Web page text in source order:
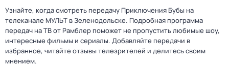
Узнайте, когда смотреть передачу Приключения Бубы на
телеканале МУЛЬТ в Зеленодольске. Подробная программа
передач на ТВ от Рамблер поможет не пропустить любимые шоу,
интересные фильмы и сериалы. Добавляйте передачи в
избранное, читайте отзывы телезрителей и делитесь своим
мнением.